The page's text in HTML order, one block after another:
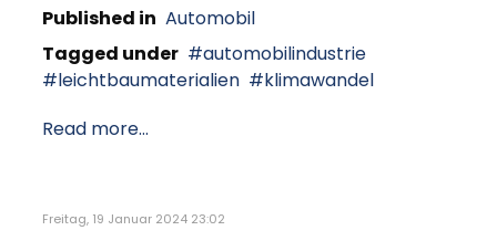
Published in Automobil
Tagged under
automobilindustrie
leichtbaumaterialien
klimawandel
Read more...
Freitag, 19 Januar 2024 23:02